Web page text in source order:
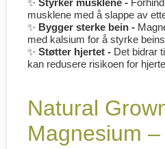
✨ Styrker musklene -
musklene med å slappe av
✨ Bygger sterke bein -
med kalsium for å styrke
✨ Støtter hjertet - Det bidrar
kan redusere risikoen for
Natural
Magnesium